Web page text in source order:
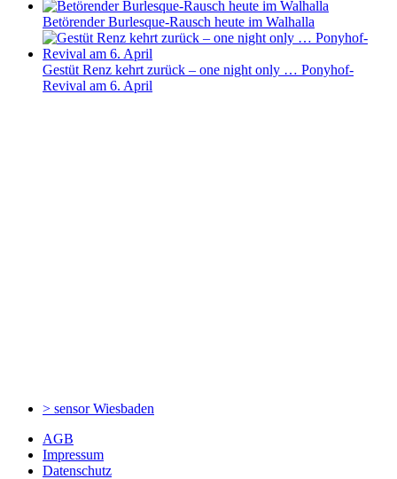
Betörender Burlesque-Rausch heute im Walhalla
Gestüt Renz kehrt zurück – one night only … Ponyhof-
Revival am 6. April
> sensorWiesbaden
AGB
Impressum
Datenschutz